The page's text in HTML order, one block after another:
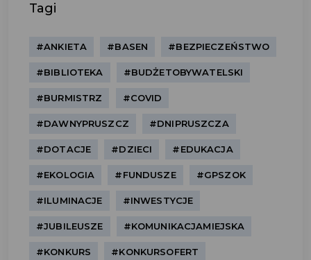
Tagi
#ANKIETA #BASEN #BEZPIECZEŃSTWO
#BIBLIOTEKA #BUDŻETOBYWATELSKI
#BURMISTRZ #COVID
#DAWNYPRUSZCZ #DNIPRUSZCZA
#DOTACJE #DZIECI #EDUKACJA
#EKOLOGIA #FUNDUSZE #GPSZOK
#ILUMINACJE #INWESTYCJE
#JUBILEUSZE #KOMUNIKACJAMIEJSKA
#KONKURS #KONKURSOFERT